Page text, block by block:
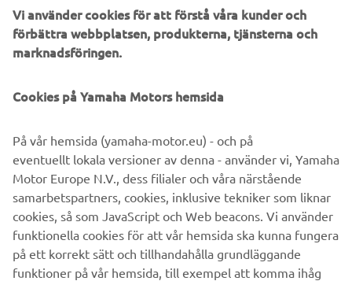
1/4
©Yamaha Motor Europe N.V. / Yamaha Motor Co., Ltd.
aldrig användas för kommersiella eller icke-kommersiella
ändamål utan uttryckligt skriftligt medgivande från
Yamaha Motor Europe N.V. och/eller Yamaha Motor Co.,
Ltd.
Kör alltid på ett säkert sätt och följ gällande trafikregler
och lagar.
Vi använder cookies för att förstå våra kunder och
förbättra webbplatsen, produkterna, tjänsterna och
marknadsföringen.
Cookies på Yamaha Motors hemsida
På vår hemsida (yamaha-motor.eu) - och på
eventuellt lokala versioner av denna - använder vi, Yamaha
Motor Europe N.V., dess filialer och våra närstående
samarbetspartners, cookies, inklusive tekniker som liknar
cookies, så som JavaScript och Web beacons. Vi använder
funktionella cookies för att vår hemsida ska kunna fungera
på ett korrekt sätt och tillhandahålla grundläggande
funktioner på vår hemsida, till exempel att komma ihåg